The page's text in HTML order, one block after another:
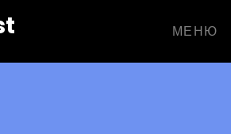
МЕНЮ